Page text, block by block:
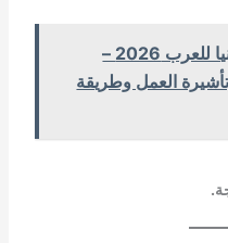
العمل في ألمانيا للعرب 2026 –
العمل وطريقة